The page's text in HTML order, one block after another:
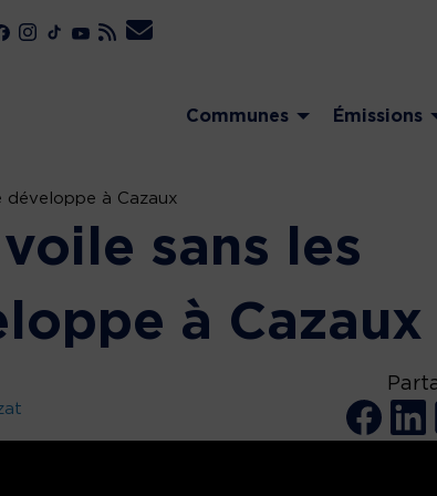
Communes Émissions
développe à Cazaux
sans les
à Cazaux